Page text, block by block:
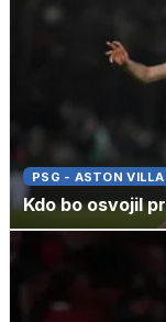
PSG - ASTON VILLA
Kdo bo osvojil